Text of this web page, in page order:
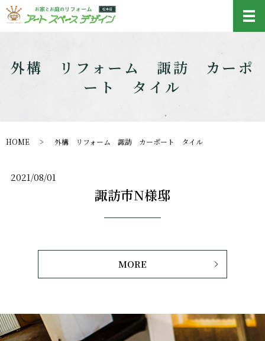
外構 リフォーム 諏訪 カーポ
ート タイル
HOME 外構 リフォーム 諏訪 カーポート タイル
2021/08/01
諏訪市N様邸
MORE